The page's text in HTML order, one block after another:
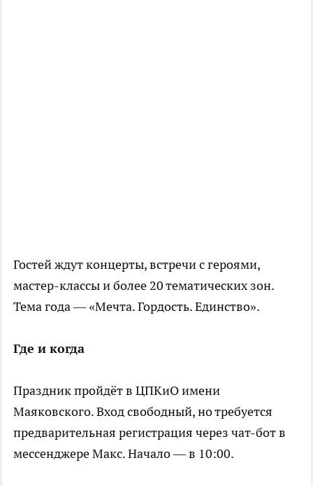
Гостей ждут концерты, встречи с героями,
мастер-классы и более 20 тематических зон.
Тема года — «Мечта. Гордость. Единство».
Где и когда
Праздник пройдёт в ЦПКиО имени
Маяковского. Вход свободный, но требуется
предварительная регистрация через чат-бот в
мессенджере Макс. Начало — в 10:00.